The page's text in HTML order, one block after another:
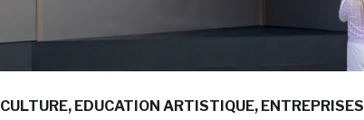
CULTURE EDUCATION ARTISTIQUE ENTREPRISES